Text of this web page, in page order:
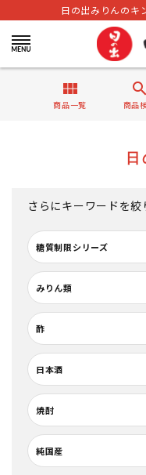
日の出みりんのキ
view_module
商品一覧
search
商品
さらにキーワードを絞
糖質制限シリーズ
みりん類
酢
日本酒
焼酎
純国産